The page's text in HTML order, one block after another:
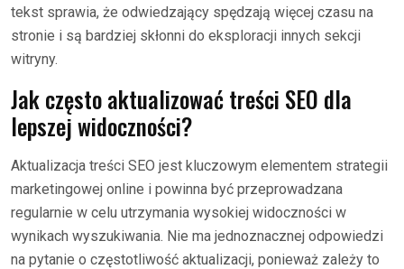
tekst sprawia, że odwiedzający spędzają więcej czasu na
stronie i są bardziej skłonni do eksploracji innych sekcji
witryny.
Jak często aktualizować treści SEO dla
lepszej widoczności?
Aktualizacja treści SEO jest kluczowym elementem strategii
marketingowej online i powinna być przeprowadzana
regularnie w celu utrzymania wysokiej widoczności w
wynikach wyszukiwania. Nie ma jednoznacznej odpowiedzi
na pytanie o częstotliwość aktualizacji, ponieważ zależy to